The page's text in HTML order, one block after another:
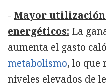
- Mayor
energéticos: La
aumenta el gasto
metabolismo, lo que
niveles elevados de